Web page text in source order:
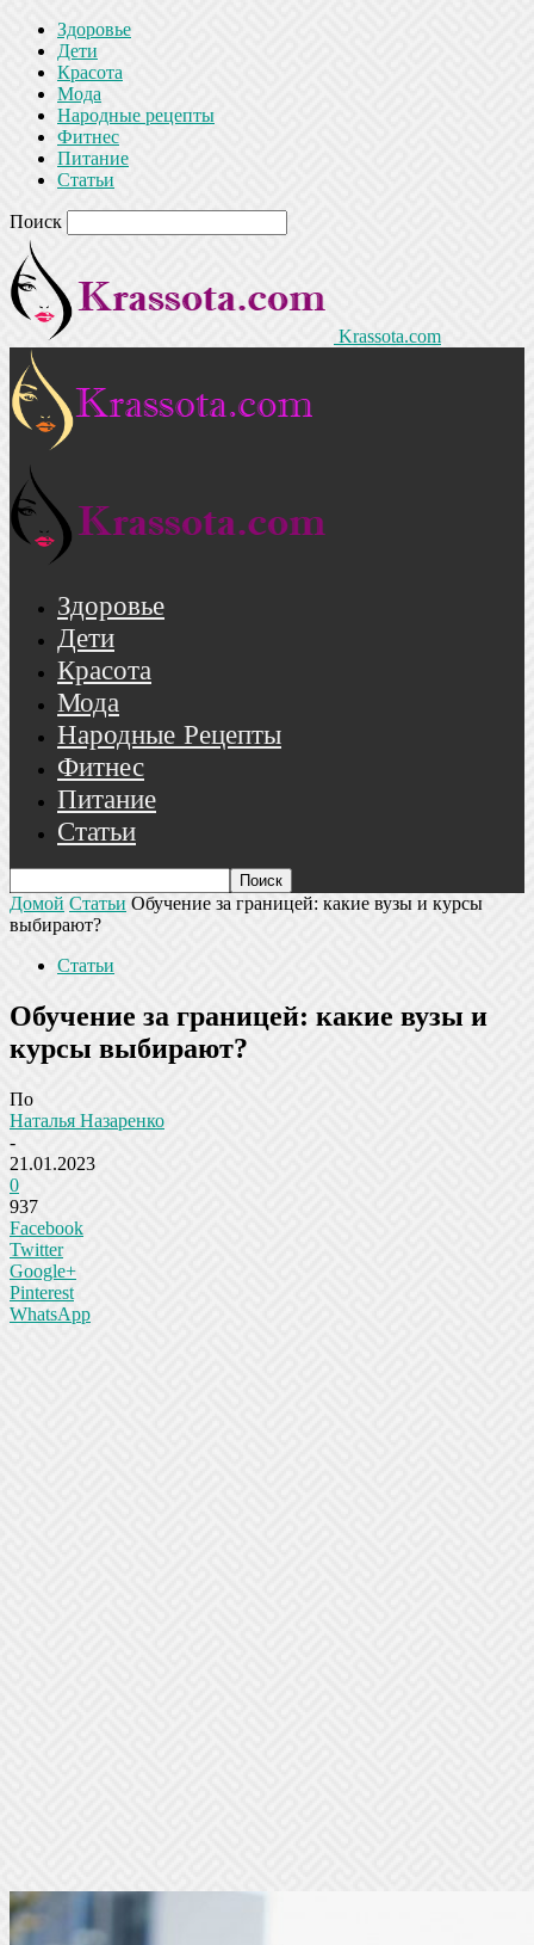
Здоровье
Дети
Красота
Мода
Народные рецепты
Фитнес
Питание
Статьи
Поиск
Krassota.com
Здоровье
Дети
Красота
Мода
Народные Рецепты
Фитнес
Питание
Статьи
Домой Статьи Обучение за границей: какие вузы и курсы
выбирают?
Статьи
Обучение за границей: какие вузы и
курсы выбирают?
По
Наталья Назаренко
-
21.01.2023
0
937
Facebook
Twitter
Google+
Pinterest
WhatsApp